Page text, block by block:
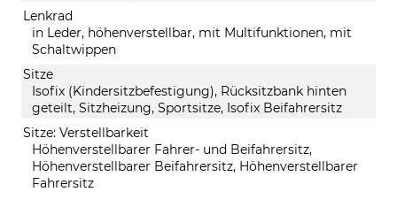
Lenkrad
in Leder, höhenverstellbar, mit Multifunktionen, mit
Schaltwippen
Sitze
Isofix (Kindersitzbefestigung), Rücksitzbank hinten
geteilt, Sitzheizung, Sportsitze, Isofix Beifahrersitz
Sitze: Verstellbarkeit
Höhenverstellbarer Fahrer- und Beifahrersitz,
Höhenverstellbarer Beifahrersitz, Höhenverstellbarer
Fahrersitz